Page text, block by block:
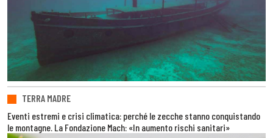
TERRA MADRE
Eventi estremi e crisi climatica: perché le zecche stanno conquistando
le montagne. La Fondazione Mach: «In aumento rischi sanitari»